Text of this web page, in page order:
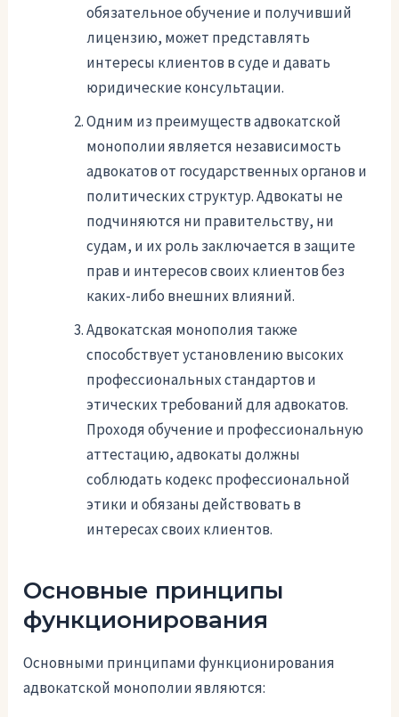
обязательное обучение и получивший
лицензию, может представлять
интересы клиентов в суде и давать
юридические консультации.
Одним из преимуществ адвокатской
монополии является независимость
адвокатов от государственных органов и
политических структур. Адвокаты не
подчиняются ни правительству, ни
судам, и их роль заключается в защите
прав и интересов своих клиентов без
каких-либо внешних влияний.
Адвокатская монополия также
способствует установлению высоких
профессиональных стандартов и
этических требований для адвокатов.
Проходя обучение и профессиональную
аттестацию, адвокаты должны
соблюдать кодекс профессиональной
этики и обязаны действовать в
интересах своих клиентов.
Основные принципы
функционирования
Основными принципами функционирования
адвокатской монополии являются: